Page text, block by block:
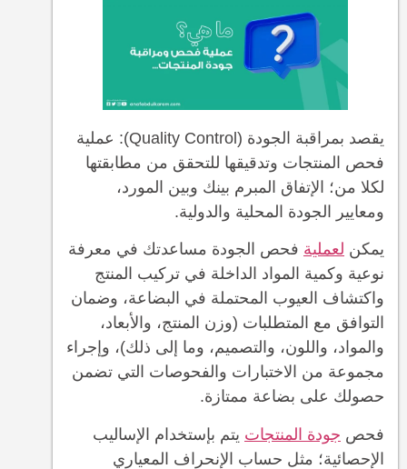
يقصد بمراقبة الجودة (Quality Control): عملية
فحص المنتجات وتدقيقها للتحقق من مطابقتها
لكلا من؛ الإتفاق المبرم بينك وبين المورد،
ومعايير الجودة المحلية والدولية.
يمكن لعملية فحص الجودة مساعدتك في معرفة
نوعية وكمية المواد الداخلة في تركيب المنتج
واكتشاف العيوب المحتملة في البضاعة، وضمان
التوافق مع المتطلبات (وزن المنتج، والأبعاد،
والمواد، واللون، والتصميم، وما إلى ذلك)، وإجراء
مجموعة من الاختبارات والفحوصات التي تضمن
حصولك على بضاعة ممتازة.
فحص جودة المنتجات يتم بإستخدام الإساليب
الإحصائية؛ مثل حساب الإنحراف المعياري